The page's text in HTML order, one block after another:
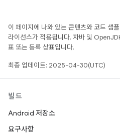
이 페이지에 나와 있는 콘텐츠와 코드 샘
라이선스가 적용됩니다. 자바 및
표 또는 등록 상표입니다.
최종 업데이트: 2025-04-30(UTC)
빌드
Android 저장소
요구사항